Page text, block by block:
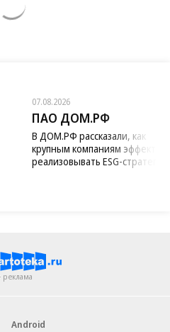
07.08.2026
ПАО ДОМ.РФ
В ДОМ.РФ рассказали, как
крупным компаниям
реализовывать ESG-стратегию
реклама
Android